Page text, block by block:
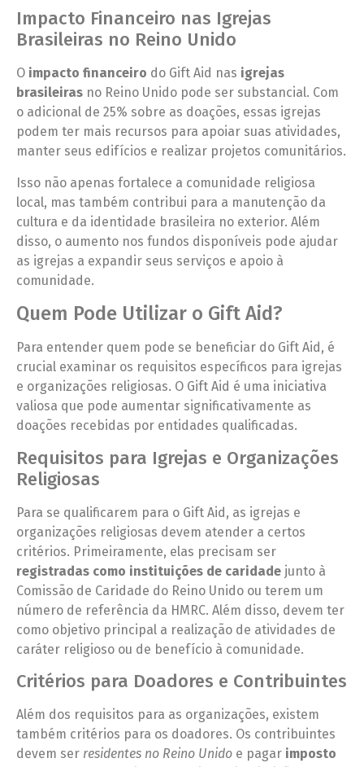
Impacto Financeiro nas Igrejas
Brasileiras no Reino Unido
O impacto financeiro do Gift Aid nas igrejas
brasileiras no Reino Unido pode ser substancial. Com
o adicional de 25% sobre as doações, essas igrejas
podem ter mais recursos para apoiar suas atividades,
manter seus edifícios e realizar projetos comunitários.
Isso não apenas fortalece a comunidade religiosa
local, mas também contribui para a manutenção da
cultura e da identidade brasileira no exterior. Além
disso, o aumento nos fundos disponíveis pode ajudar
as igrejas a expandir seus serviços e apoio à
comunidade.
Quem Pode Utilizar o Gift Aid?
Para entender quem pode se beneficiar do Gift Aid, é
crucial examinar os requisitos específicos para igrejas
e organizações religiosas. O Gift Aid é uma iniciativa
valiosa que pode aumentar significativamente as
doações recebidas por entidades qualificadas.
Requisitos para Igrejas e Organizações
Religiosas
Para se qualificarem para o Gift Aid, as igrejas e
organizações religiosas devem atender a certos
critérios. Primeiramente, elas precisam ser
registradas como instituições de caridade junto à
Comissão de Caridade do Reino Unido ou terem um
número de referência da HMRC. Além disso, devem ter
como objetivo principal a realização de atividades de
caráter religioso ou de benefício à comunidade.
Critérios para Doadores e Contribuintes
Além dos requisitos para as organizações, existem
também critérios para os doadores. Os contribuintes
devem ser residentes no Reino Unido e pagar imposto